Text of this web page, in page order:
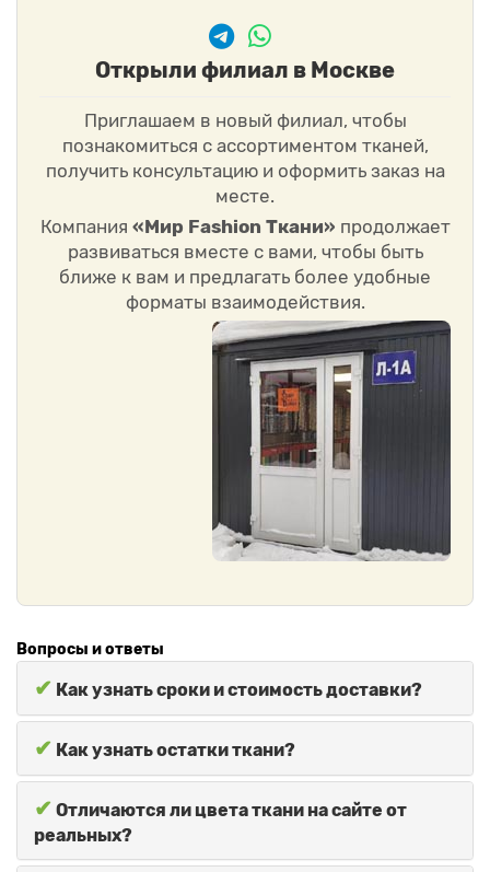
Открыли филиал в Москве
Приглашаем в новый филиал, чтобы
познакомиться с ассортиментом тканей,
получить консультацию и оформить заказ на
месте.
Компания «Мир Fashion Ткани» продолжает
развиваться вместе с вами, чтобы быть
ближе к вам и предлагать более удобные
форматы взаимодействия.
Вопросы и ответы
✔ Как узнать сроки и стоимость доставки?
✔ Как узнать остатки ткани?
✔ Отличаются ли цвета ткани на сайте от
реальных?